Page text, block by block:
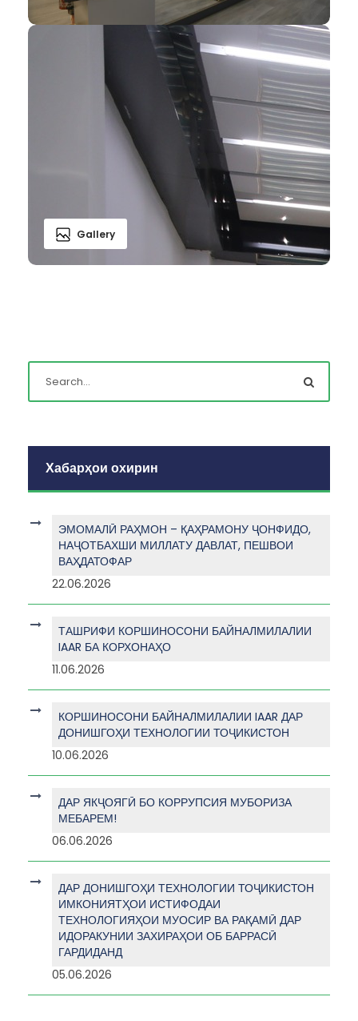
Gallery
Хабарҳои охирин
ЭМОМАЛӢ РАҲМОН – ҚАҲРАМОНУ ҶОНФИДО,
НАҶОТБАХШИ МИЛЛАТУ ДАВЛАТ, ПЕШВОИ
ВАҲДАТОФАР
22.06.2026
ТАШРИФИ КОРШИНОСОНИ БАЙНАЛМИЛАЛИИ
IAAR БА КОРХОНАҲО
11.06.2026
КОРШИНОСОНИ БАЙНАЛМИЛАЛИИ IAAR ДАР
ДОНИШГОҲИ ТЕХНОЛОГИИ ТОҶИКИСТОН
10.06.2026
ДАР ЯКҶОЯГӢ БО КОРРУПСИЯ МУБОРИЗА
МЕБАРЕМ!
06.06.2026
ДАР ДОНИШГОҲИ ТЕХНОЛОГИИ ТОҶИКИСТОН
ИМКОНИЯТҲОИ ИСТИФОДАИ
ТЕХНОЛОГИЯҲОИ МУОСИР ВА РАҚАМӢ ДАР
ИДОРАКУНИИ ЗАХИРАҲОИ ОБ БАРРАСӢ
ГАРДИДАНД
05.06.2026